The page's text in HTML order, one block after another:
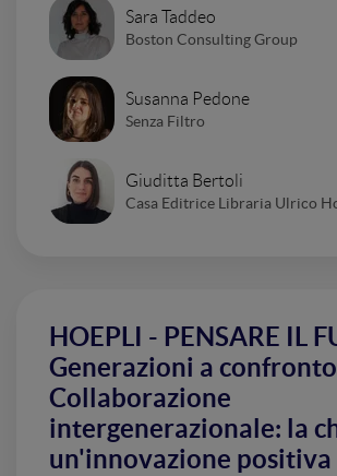
Sara Taddeo
Boston Consulting Group
Susanna Pedone
Senza Filtro
Giuditta Bertoli
Casa Editrice Libraria Ulrico
HOEPLI - PENSARE IL
Generazioni a
Collaborazione
intergenerazionale: la
un'innovazione positiva